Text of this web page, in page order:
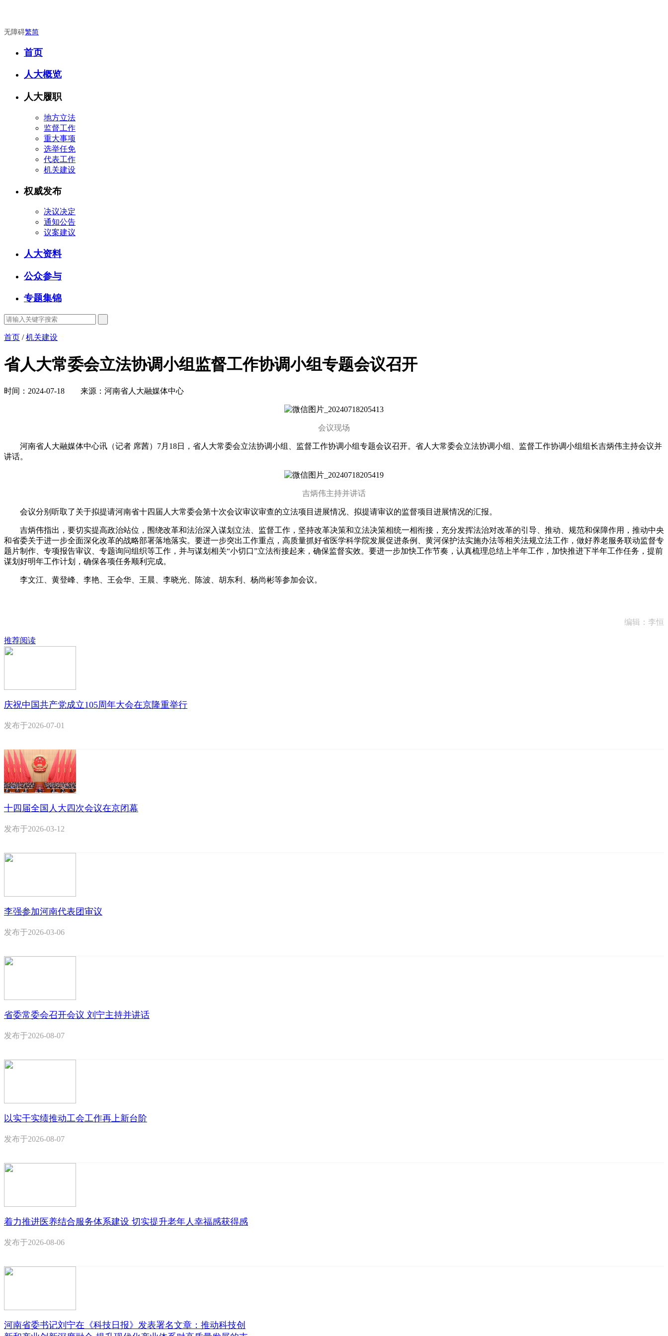
无障碍繁简
首页
人大概览
人大履职
地方立法
监督工作
重大事项
选举任免
代表工作
机关建设
权威发布
决议决定
通知公告
议案建议
人大资料
公众参与
专题集锦
首页 /机关建设
省人大常委会立法协调小组监督工作协调小组专题会议召开
时间：2024-07-18 来源：河南省人大融媒体中心
会议现场
河南省人大融媒体中心讯（记者 席茜）7月18日，省人大常委会立法协调小组、监督工作协调小组专题会议召开。省人大常委会立法协调小组、监督工作协调小组组长吉炳伟主持会议并
讲话。
吉炳伟主持并讲话
会议分别听取了关于拟提请河南省十四届人大常委会第十次会议审议审查的立法项目进展情况、拟提请审议的监督项目进展情况的汇报。
吉炳伟指出，要切实提高政治站位，围绕改革和法治深入谋划立法、监督工作，坚持改革决策和立法决策相统一相衔接，充分发挥法治对改革的引导、推动、规范和保障作用，推动中央
和省委关于进一步全面深化改革的战略部署落地落实。要进一步突出工作重点，高质量抓好省医学科学院发展促进条例、黄河保护法实施办法等相关法规立法工作，做好养老服务联动监督专
题片制作、专项报告审议、专题询问组织等工作，并与谋划相关“小切口”立法衔接起来，确保监督实效。要进一步加快工作节奏，认真梳理总结上半年工作，加快推进下半年工作任务，提前
谋划好明年工作计划，确保各项任务顺利完成。
李文江、黄登峰、李艳、王会华、王晨、李晓光、陈波、胡东利、杨尚彬等参加会议。
编辑：李恒
推荐阅读
庆祝中国共产党成立105周年大会在京隆重举行
发布于2026-07-01
十四届全国人大四次会议在京闭幕
发布于2026-03-12
李强参加河南代表团审议
发布于2026-03-06
省委常委会召开会议 刘宁主持并讲话
发布于2026-08-07
以实干实绩推动工会工作再上新台阶
发布于2026-08-07
着力推进医养结合服务体系建设 切实提升老年人幸福感获得感
发布于2026-08-06
河南省委书记刘宁在《科技日报》发表署名文章：推动科技创